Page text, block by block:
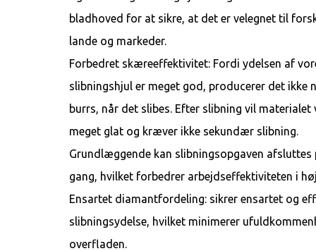
bladhoved for at sikre, at det er velegnet til
lande og markeder.
Forbedret skæreeffektivitet: Fordi ydelsen af
slibningshjul er meget god, producerer det ikke
burrs, når det slibes. Efter slibning vil
meget glat og kræver ikke sekundær slibning.
Grundlæggende kan slibningsopgaven afsluttes
gang, hvilket forbedrer arbejdseffektiviteten i
Ensartet diamantfordeling: sikrer ensartet og
slibningsydelse, hvilket minimerer
overfladen.